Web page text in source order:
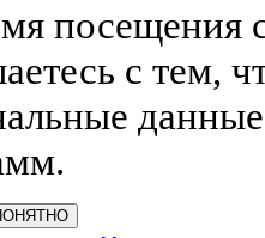
посещения
с тем,